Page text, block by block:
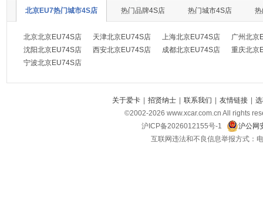
北京EU7热门城市4S店 热门品牌4S店 热门城市4S店
北京北京EU74S店 天津北京EU74S店 上海北京EU74S店
广州北京
沈阳北京EU74S店
西安北京EU74S店 成都北京EU74S店
重庆北京
宁波北京EU74S店
关于爱卡 | 招贤纳士 | 联系我们 | 友情链接 |
©2002-2026 www.xcar.com.cn All rights
沪ICP备2026012155号-1
沪公网
互联网违法和不良信息举报方式：